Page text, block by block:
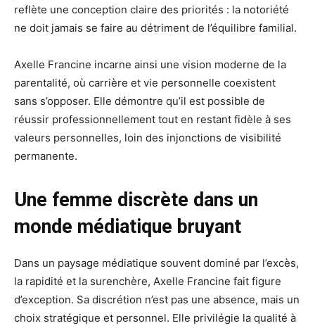
reflète une conception claire des priorités : la notoriété
ne doit jamais se faire au détriment de l’équilibre familial.
Axelle Francine incarne ainsi une vision moderne de la
parentalité, où carrière et vie personnelle coexistent
sans s’opposer. Elle démontre qu’il est possible de
réussir professionnellement tout en restant fidèle à ses
valeurs personnelles, loin des injonctions de visibilité
permanente.
Une femme discrète dans un
monde médiatique bruyant
Dans un paysage médiatique souvent dominé par l’excès,
la rapidité et la surenchère, Axelle Francine fait figure
d’exception. Sa discrétion n’est pas une absence, mais un
choix stratégique et personnel. Elle privilégie la qualité à